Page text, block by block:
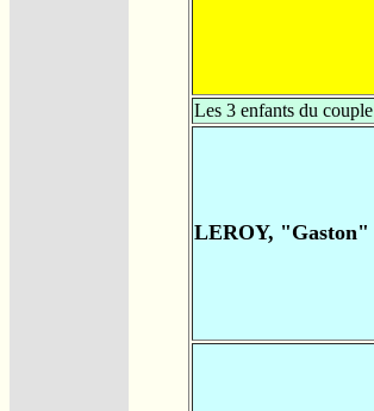
Les 3 enfants du couple
LEROY, "Gaston"